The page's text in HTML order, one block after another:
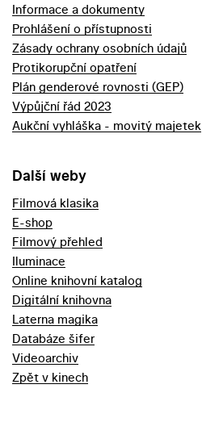
Informace a dokumenty
Prohlášení o přístupnosti
Zásady ochrany osobních údajů
Protikorupční opatření
Plán genderové rovnosti (GEP)
Výpůjční řád 2023
Aukční vyhláška - movitý majetek
Další weby
Filmová klasika
E-shop
Filmový přehled
Iluminace
Online knihovní katalog
Digitální knihovna
Laterna magika
Databáze šifer
Videoarchiv
Zpět v kinech